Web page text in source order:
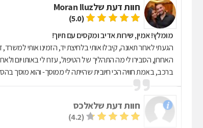
חוות דעת שלMoran Iluz
(5.0)
מומלץ! אמין, שירות אדיב ומקסים עם חיוך!
הגעתי לאחר תאונה, קיבלו אותי בלחיצת יד, הזמינו אותי למשרד,
האחרון, הסבירו לי מה התהליך של הטיפול, עזרו לי באותו יום
ברכב, באמת חוויה הכי חיובית שהייתה לי ממוסך- והוא מוסך
חוות דעת שלאלכס
(4.2)